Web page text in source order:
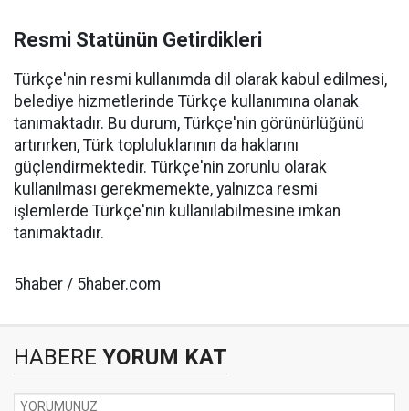
Resmi Statünün Getirdikleri
Türkçe'nin resmi kullanımda dil olarak kabul edilmesi,
belediye hizmetlerinde Türkçe kullanımına olanak
tanımaktadır. Bu durum, Türkçe'nin görünürlüğünü
artırırken, Türk topluluklarının da haklarını
güçlendirmektedir. Türkçe'nin zorunlu olarak
kullanılması gerekmemekte, yalnızca resmi
işlemlerde Türkçe'nin kullanılabilmesine imkan
tanımaktadır.
5haber / 5haber.com
HABERE YORUM KAT